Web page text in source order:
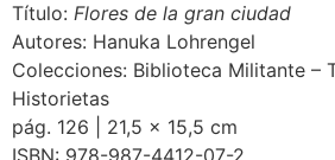
Título: Flores de la gran ciudad
Autores: Hanuka Lohrengel
Colecciones: Biblioteca Militante –
Historietas
pág. 126 | 21,5 x 15,5 cm
ISBN: 978-987-4412-07-2